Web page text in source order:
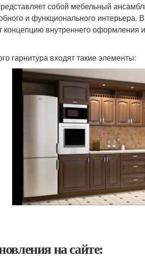
собой мебельный
и функционального
концепцию внутреннего оформления
гарнитура входят такие элементы:
на сайте: